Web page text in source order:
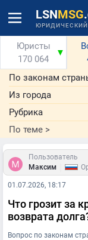
LSNMSG
Юристы
170 064
▼
По законам
Из города
Рубрика
По теме >
Пользователь
Максим
01.07.2026, 18:17
Что грозит за
возврата
Вопрос по законам